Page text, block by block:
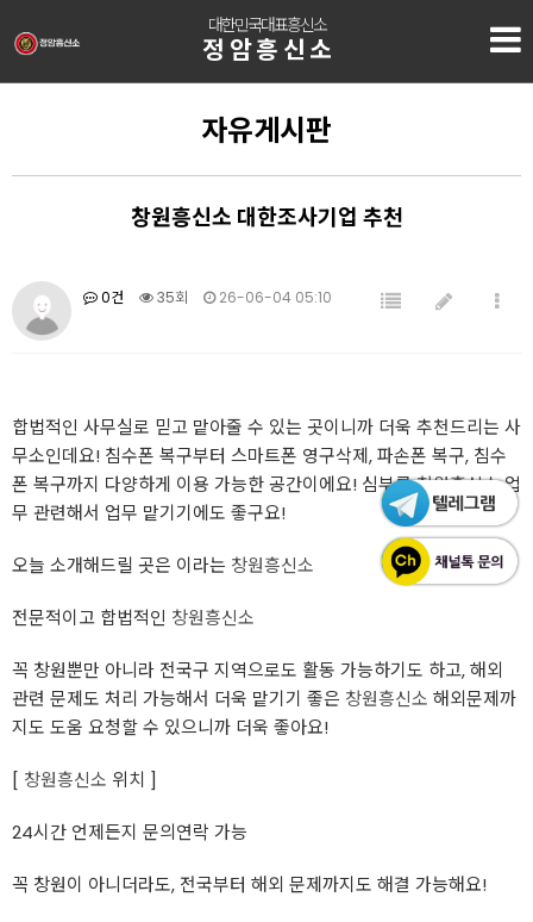
대한민국대표흥신소
정암흥신소
자유게시판
창원흥신소 대한조사기업 추천
0건 35회 26-06-04 05:10
합법적인 사무실로 믿고 맡아줄 수 있는 곳이니까 더욱 추천드리는 사
무소인데요! 침수폰 복구부터 스마트폰 영구삭제, 파손폰 복구, 침수
폰 복구까지 다양하게 이용 가능한 공간이에요! 심부름창원흥신소업
무 관련해서 업무 맡기기에도 좋구요!
오늘 소개해드릴 곳은 이라는 창원흥신소
전문적이고 합법적인 창원흥신소
꼭 창원뿐만 아니라 전국구 지역으로도 활동 가능하기도 하고, 해외
관련 문제도 처리 가능해서 더욱 맡기기 좋은 창원흥신소 해외문제까
지도 도움 요청할 수 있으니까 더욱 좋아요!
[ 창원흥신소 위치 ]
24시간 언제든지 문의연락 가능
꼭 창원이 아니더라도, 전국부터 해외 문제까지도 해결 가능해요!